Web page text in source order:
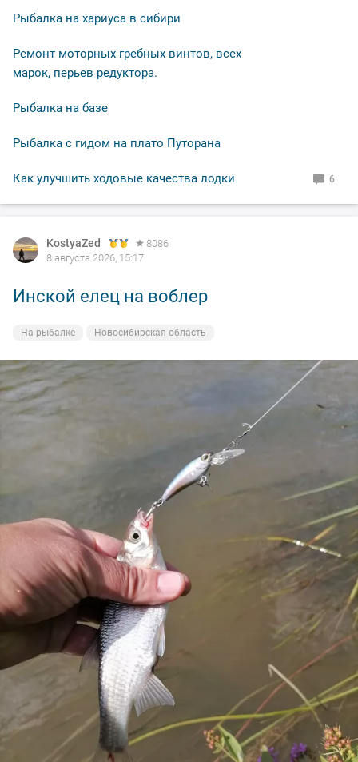
Рыбалка на хариуса в сибири
Ремонт моторных гребных винтов, всех
марок, перьев редуктора.
Рыбалка на базе
Рыбалка с гидом на плато Путорана
Как улучшить ходовые качества лодки 6
KostyaZed
8086
8 августа 2026, 15:17
Инской елец на воблер
На рыбалке Новосибирская область